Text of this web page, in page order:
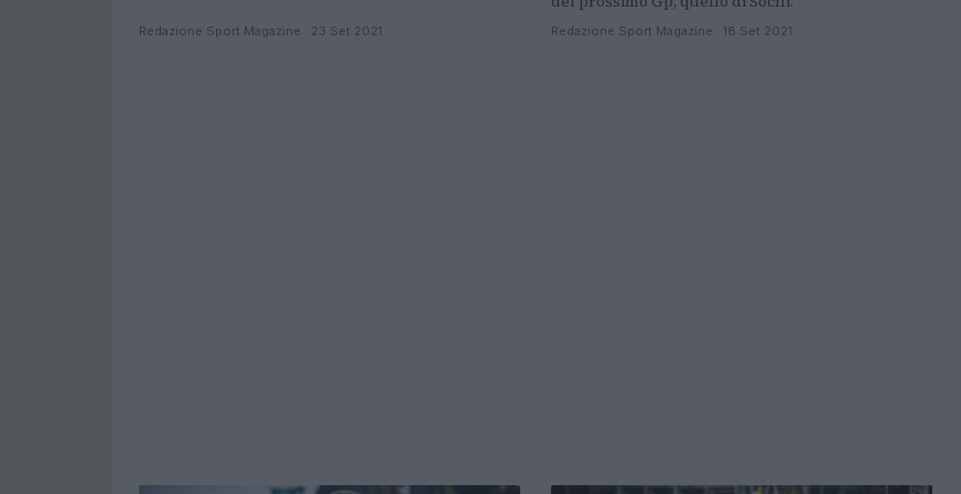
Redazione Sport Magazine · 23 Set 2021 Redazione Sport Magazine · 18 Set 2021